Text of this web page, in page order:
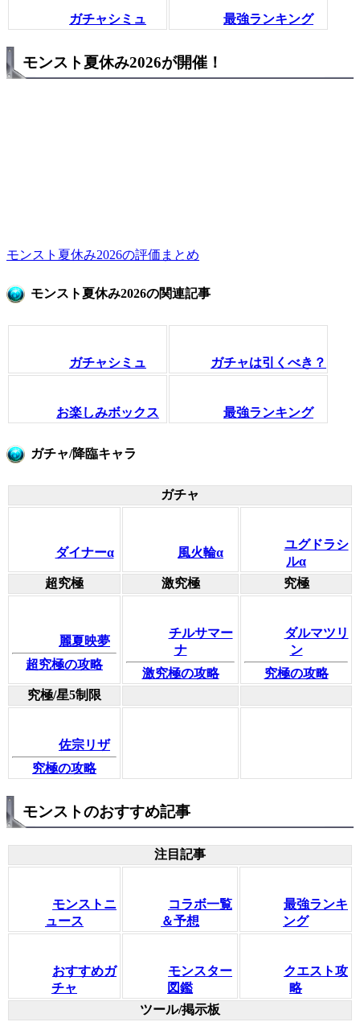
ガチャシミュ 最強ランキング
モンスト夏休み2026が開催！
モンスト夏休み2026の評価まとめ
モンスト夏休み2026の関連記事
ガチャシミュ ガチャは引くべき？
お楽しみボックス 最強ランキング
ガチャ/降臨キャラ
ガチャ
ダイナーα 風火輪α
ユグドラシ
ルα
超究極
激究極 究極
麗夏映夢
超究極の攻略
チルサマー
ナ
激究極の攻略
ダルマツリ
ン
究極の攻略
究極/星5制限
佐宗リザ
究極の攻略
モンストのおすすめ記事
注目記事
モンストニ
ュース
コラボ一覧
＆予想
最強ランキ
ング
おすすめガ
チャ
モンスター
図鑑
クエスト攻
略
ツール/掲示板